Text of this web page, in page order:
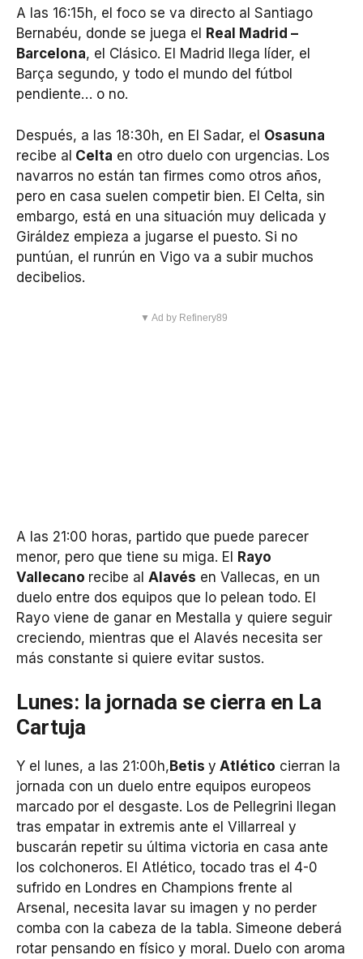
A las 16:15h, el foco se va directo al Santiago
Bernabéu, donde se juega el
Real Madrid –
Barcelona, el Clásico. El Madrid llega líder, el
Barça segundo, y todo el mundo del fútbol
pendiente… o no.
Después, a las 18:30h, en El Sadar, el Osasuna
recibe al Celta en otro duelo con urgencias. Los
navarros no están tan firmes como otros años,
pero en casa suelen competir bien. El Celta, sin
embargo, está en una situación muy delicada y
Giráldez empieza a jugarse el puesto. Si no
puntúan, el runrún en Vigo va a subir muchos
decibelios.
▼ Ad by Refinery89
A las 21:00 horas, partido que puede parecer
menor, pero que tiene su miga. El
Rayo
Vallecano recibe al Alavés en Vallecas, en un
duelo entre dos equipos que lo pelean todo. El
Rayo viene de ganar en Mestalla y quiere seguir
creciendo, mientras que el Alavés necesita ser
más constante si quiere evitar sustos.
Lunes: la jornada se cierra en La
Cartuja
Y el lunes, a las 21:00h,Betis y Atlético cierran la
jornada con un duelo entre equipos europeos
marcado por el desgaste. Los de Pellegrini llegan
tras empatar in extremis ante el Villarreal y
buscarán repetir su última victoria en casa ante
los colchoneros. El Atlético, tocado tras el 4-0
sufrido en Londres en Champions frente al
Arsenal, necesita lavar su imagen y no perder
comba con la cabeza de la tabla. Simeone deberá
rotar pensando en físico y moral. Duelo con aroma